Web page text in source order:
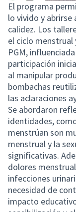
El programa
lo vivido y abrirse
calidez. Los
el ciclo menstrual
PGM,
participación
al manipular
bombachas
las aclaraciones
Se abordaron
identidades,
menstrúan son
menstrual y la
significativas.
dolores
infecciones
necesidad de
impacto